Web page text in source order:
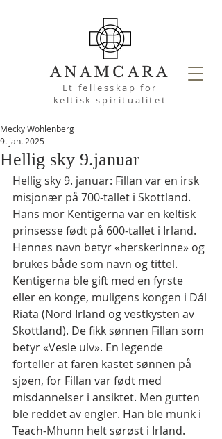
ANAMCARA
Et fellesskap for
keltisk spiritualitet
Hellig sky 9.januar
Mecky Wohlenberg
9. jan. 2025
Hellig sky 9. januar: Fillan var en irsk
misjonær på 700-tallet i Skottland.
Hans mor Kentigerna var en keltisk
prinsesse født på 600-tallet i Irland.
Hennes navn betyr «herskerinne» og
brukes både som navn og tittel.
Kentigerna ble gift med en fyrste
eller en konge, muligens kongen i Dál
Riata (Nord Irland og vestkysten av
Skottland). De fikk sønnen Fillan som
betyr «Vesle ulv». En legende
forteller at faren kastet sønnen på
sjøen, for Fillan var født med
misdannelser i ansiktet. Men gutten
ble reddet av engler. Han ble munk i
Teach-Mhunn helt sørøst i Irland.